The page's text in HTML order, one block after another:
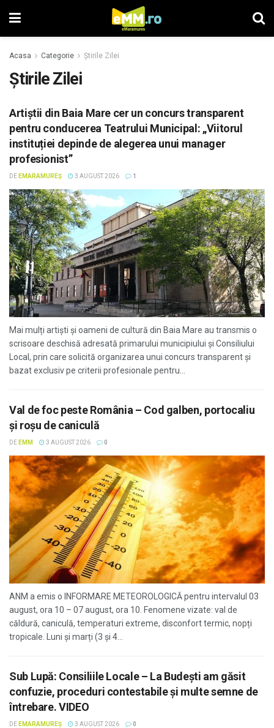
Acasa Categorie Știrile Zilei
Știrile Zilei
Artiștii din Baia Mare cer un concurs transparent
pentru conducerea Teatrului Municipal: „Viitorul
instituției depinde de alegerea unui manager
profesionist”
DE EMARAMUREȘ 3 AUGUST 2026 1
Mai mulți artiști și oameni de cultură din Baia Mare au transmis o
scrisoare deschisă adresată primarului municipiului și Consiliului
Local, prin care solicită organizarea unui concurs transparent și
bazat exclusiv pe criterii profesionale pentru...
Val de foc peste România – Cod galben, portocaliu
și roșu de caniculă
DE EMM 3 AUGUST 2026 0
ANM a emis o INFORMARE METEOROLOGICĂ pentru intervalul 03
august, ora 10 – 07 august, ora 10. Fenomene vizate: val de
căldură, caniculă, temperaturi extreme, disconfort termic, nopți
tropicale. Luni și marți (3 și 4...
Sub Lupă: Consiliile Locale – La Budești am găsit
confuzie, proceduri contestabile și multe semne de
întrebare. VIDEO
DE EMARAMUREȘ 3 AUGUST 2026 0